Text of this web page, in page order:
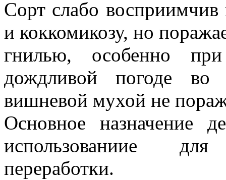
Сорт слабо восприимчив
и коккомикозу, но
гнилью, особенно при
дождливой погоде во
вишневой мухой не
Основное назначение
использованиие для
переработки.